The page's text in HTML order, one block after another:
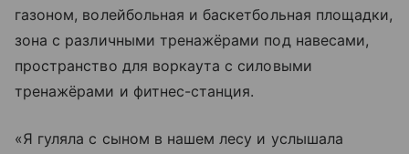
газоном, волейбольная и баскетбольная площадки,
зона с различными тренажёрами под навесами,
пространство для воркаута с силовыми
тренажёрами и фитнес-станция.
«Я гуляла с сыном в нашем лесу и услышала